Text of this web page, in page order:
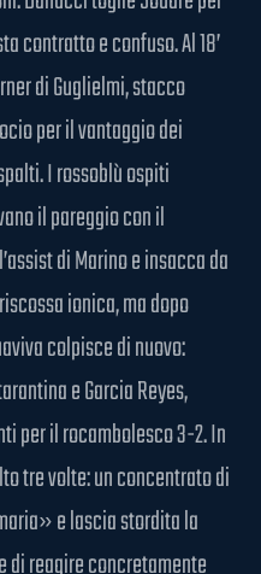
contratto e confuso. Al 18’
di Guglielmi, stacco
per il vantaggio dei
I rossoblù ospiti
il pareggio con il
di Marino e insacca da
ionica, ma dopo
colpisce di nuovo:
e Garcia Reyes,
per il rocambolesco 3-2. In
tre volte: un concentrato di
e lascia stordita la
di reagire concretamente